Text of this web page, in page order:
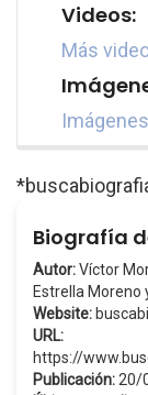
Videos:
Más
Biografía
Autor:Víctor
Estrella Moreno
Website:
URL:
https://
Publicación:20/